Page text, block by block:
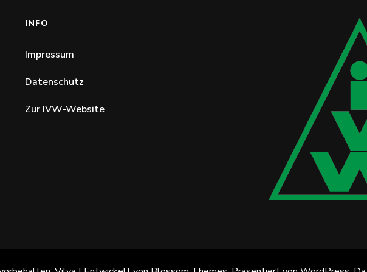
INFO
Impressum
Datenschutz
Zur IVW-Website